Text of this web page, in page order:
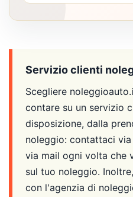
Servizio clienti
Scegliere
contare su un servizio
disposizione, dalla
noleggio: contattaci
via mail ogni volta che
sul tuo noleggio.
con l'agenzia di